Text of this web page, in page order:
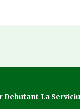
La Serviciul